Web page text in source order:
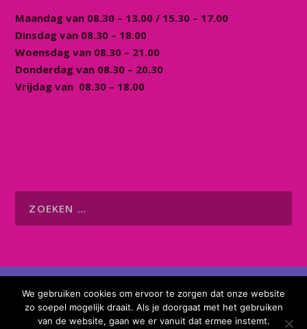
Maandag van 08.30 – 13.00 / 15.30 – 17.00
Dinsdag van 08.30 – 18.00
Woensdag van 08.30 – 21.00
Donderdag van 08.30 – 20.30
Vrijdag van 08.30 – 18.00
gebouwd door Flexamedia
Algemene voorwaarden
ANBI gegevens
We gebruiken cookies om ervoor te zorgen dat onze website
zo soepel mogelijk draait. Als je doorgaat met het gebruiken
van de website, gaan we er vanuit dat ermee instemt.